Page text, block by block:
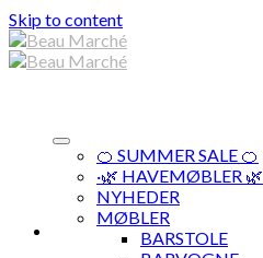
Skip to content
🍊 SUMMER SALE 🍊
·🌿 HAVEMØBLER 🌿
NYHEDER
MØBLER
BARSTOLE